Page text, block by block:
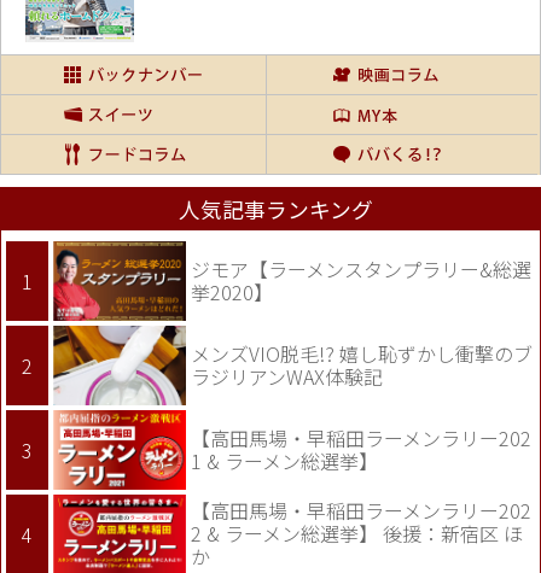
人気記事ランキング
ジモア【ラーメンスタンプラリー&総選
挙2020】
メンズVIO脱毛!? 嬉し恥ずかし衝撃のブ
ラジリアンWAX体験記
【高田馬場・早稲田ラーメンラリー202
1 & ラーメン総選挙】
【高田馬場・早稲田ラーメンラリー202
2 & ラーメン総選挙】 後援：新宿区 ほ
か